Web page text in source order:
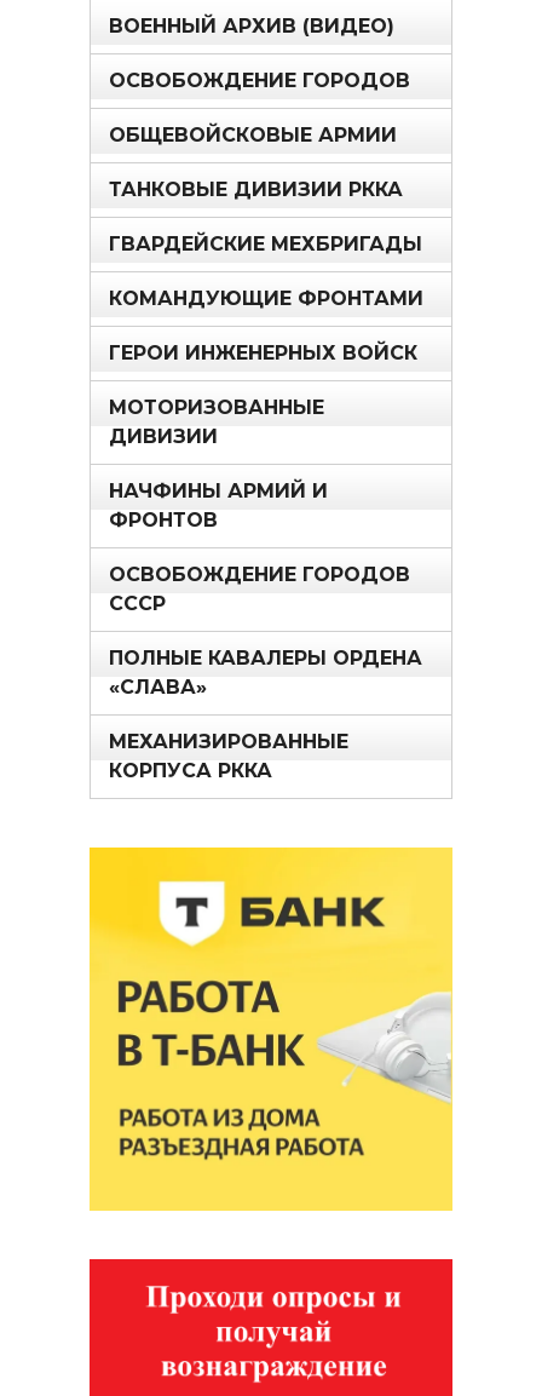
ВОЕННЫЙ АРХИВ (ВИДЕО)
ОСВОБОЖДЕНИЕ ГОРОДОВ
ОБЩЕВОЙСКОВЫЕ АРМИИ
ТАНКОВЫЕ ДИВИЗИИ РККА
ГВАРДЕЙСКИЕ МЕХБРИГАДЫ
КОМАНДУЮЩИЕ ФРОНТАМИ
ГЕРОИ ИНЖЕНЕРНЫХ ВОЙСК
МОТОРИЗОВАННЫЕ
ДИВИЗИИ
НАЧФИНЫ АРМИЙ И
ФРОНТОВ
ОСВОБОЖДЕНИЕ ГОРОДОВ
СССР
ПОЛНЫЕ КАВАЛЕРЫ ОРДЕНА
«СЛАВА»
МЕХАНИЗИРОВАННЫЕ
КОРПУСА РККА